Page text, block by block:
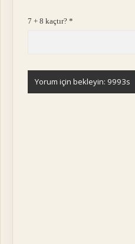
7 + 8 kaçtır?*